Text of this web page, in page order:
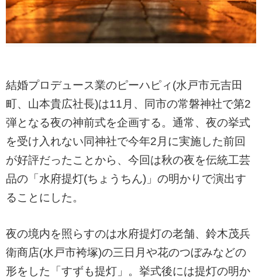
結婚プロデュース業のピーハピィ(水戸市元吉田
町、山本貴広社長)は11月、同市の常磐神社で第2
弾となる夜の神前式を企画する。通常、夜の挙式
を受け入れない同神社で今年2月に実施した前回
が好評だったことから、今回は秋の夜を伝統工芸
品の「水府提灯(ちょうちん)」の明かりで演出す
ることにした。
夜の境内を照らすのは水府提灯の老舗、鈴木茂兵
衛商店(水戸市袴塚)の三日月や花のつぼみなどの
形をした「すずも提灯」。挙式後には提灯の明か